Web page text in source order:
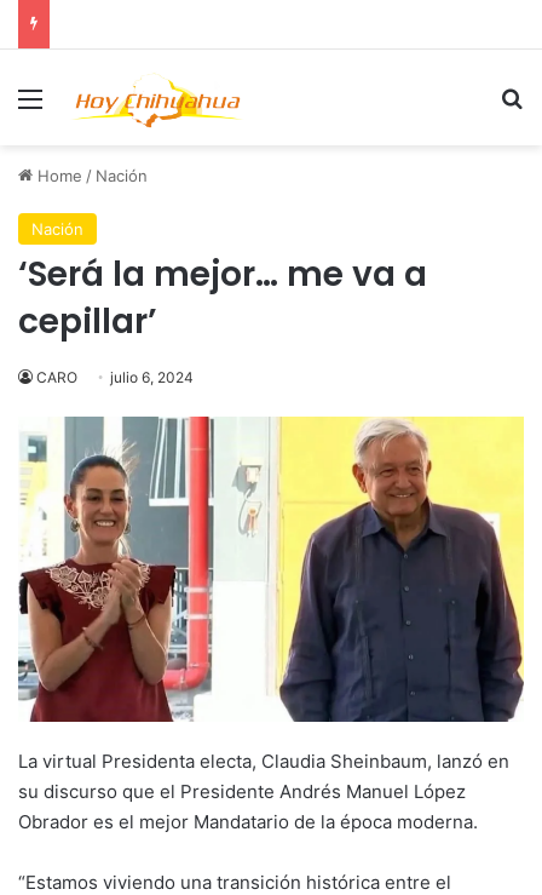
Menu
Home / Nación
Nación
‘Será la mejor… me va a
cepillar’
CARO julio 6, 2024
La virtual Presidenta electa, Claudia Sheinbaum, lanzó en
su discurso que el Presidente Andrés Manuel López
Obrador es el mejor Mandatario de la época moderna.
“Estamos viviendo una transición histórica entre el